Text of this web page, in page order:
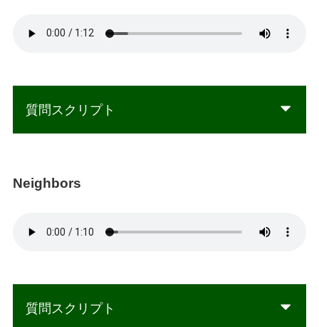
質問スクリプト
Neighbors
質問スクリプト